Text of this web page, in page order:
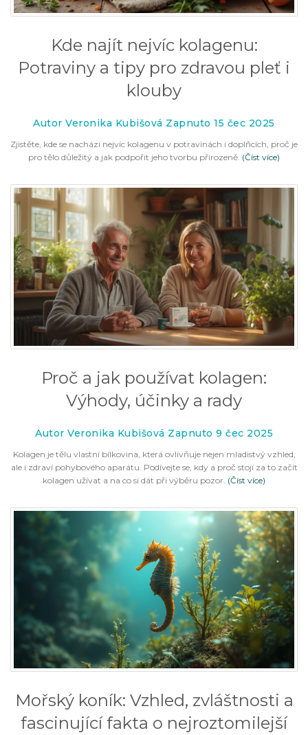
Kde najít nejvíc kolagenu:
Potraviny a tipy pro zdravou pleť i
klouby
Autor Veronika Kubišová Zapnuto 15 čec 2025
Zjistěte, kde se nachází nejvíc kolagenu v potravinách i doplňcích, proč je
pro tělo důležitý a jak podpořit jeho tvorbu přirozeně. (Číst více)
Proč a jak používat kolagen:
Výhody, účinky a rady
Autor Veronika Kubišová Zapnuto 9 čec 2025
Kolagen je tělu vlastní bílkovina, která ovlivňuje nejen mladistvý vzhled,
ale i zdraví pohybového aparátu. Podívejte se, kdy a proč stojí za to začít
kolagen užívat a na co si dát při výběru pozor. (Číst více)
Mořský koník: Vzhled, zvláštnosti a
fascinující fakta o nejroztomilejší